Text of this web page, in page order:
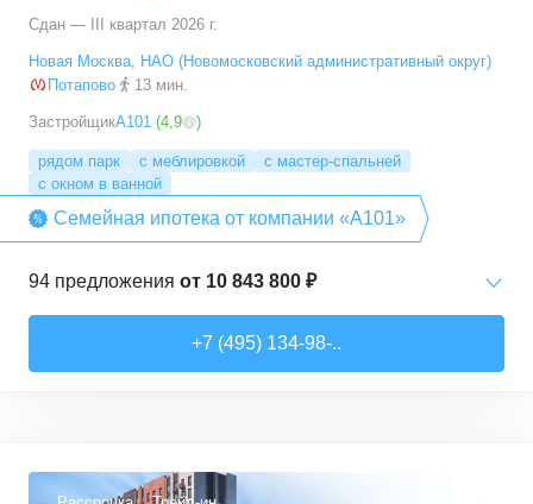
Сдан — III квартал 2026 г.
Новая Москва, НАО (Новомосковский административный округ)
Потапово
13 мин.
ЗастройщикА101 (4,9 )
рядом парк с меблировкой
с мастер-спальней
с окном в ванной
Семейная ипотека от компании «А101»
94 предложения от 10 843 800 ₽
+7 (495) 134-98-..